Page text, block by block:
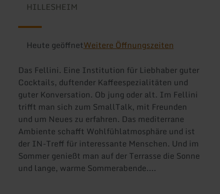
HILLESHEIM
Heute geöffnetWeitere Öffnungszeiten
Das Fellini. Eine Institution für Liebhaber guter
Cocktails, duftender Kaffeespezialitäten und
guter Konversation. Ob jung oder alt. Im Fellini
trifft man sich zum SmallTalk, mit Freunden
und um Neues zu erfahren. Das mediterrane
Ambiente schafft Wohlfühlatmosphäre und ist
der IN-Treff für interessante Menschen. Und im
Sommer genießt man auf der Terrasse die Sonne
und lange, warme Sommerabende....